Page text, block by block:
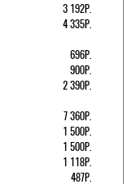
3 192Р.
4 335Р.
696Р.
900Р.
2 390Р.
7 360Р.
1 500Р.
1 500Р.
1 118Р.
487Р.